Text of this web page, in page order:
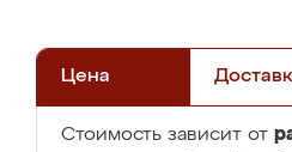
Цена
Стоимость зависит от